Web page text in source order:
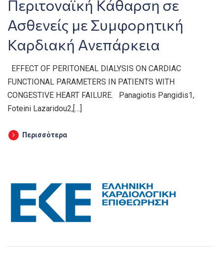
Περιτοναϊκή Κάθαρση σε
Ασθενείς με Συμφορητική
Καρδιακή Ανεπάρκεια
EFFECT OF PERITONEAL DIALYSIS ON CARDIAC
FUNCTIONAL PARAMETERS IN PATIENTS WITH
CONGESTIVE HEART FAILURE. Panagiotis Pangidis1,
Foteini Lazaridou2,[…]
Περισσότερα